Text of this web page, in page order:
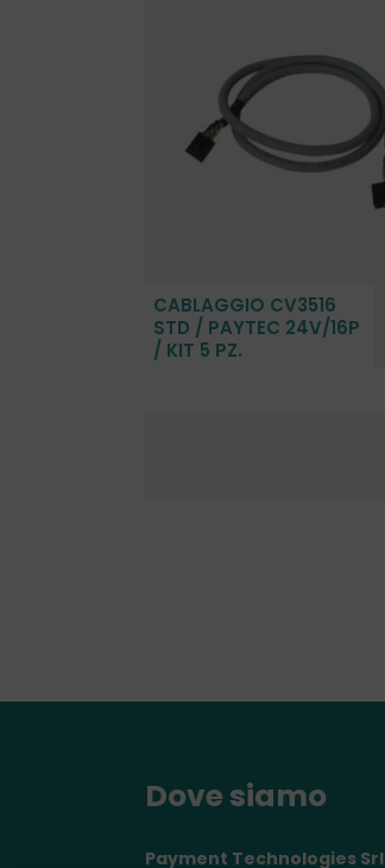
CABLAGGIO CV3516
STD / PAYTEC 24V/16P
/ KIT 5 PZ.
Dove siamo
Payment Technologies Srl